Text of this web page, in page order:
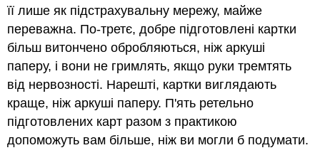
її лише як підстрахувальну мережу, майже
переважна. По-третє, добре підготовлені картки
більш витончено обробляються, ніж аркуші
паперу, і вони не гримлять, якщо руки тремтять
від нервозності. Нарешті, картки виглядають
краще, ніж аркуші паперу. П'ять ретельно
підготовлених карт разом з практикою
допоможуть вам більше, ніж ви могли б подумати.